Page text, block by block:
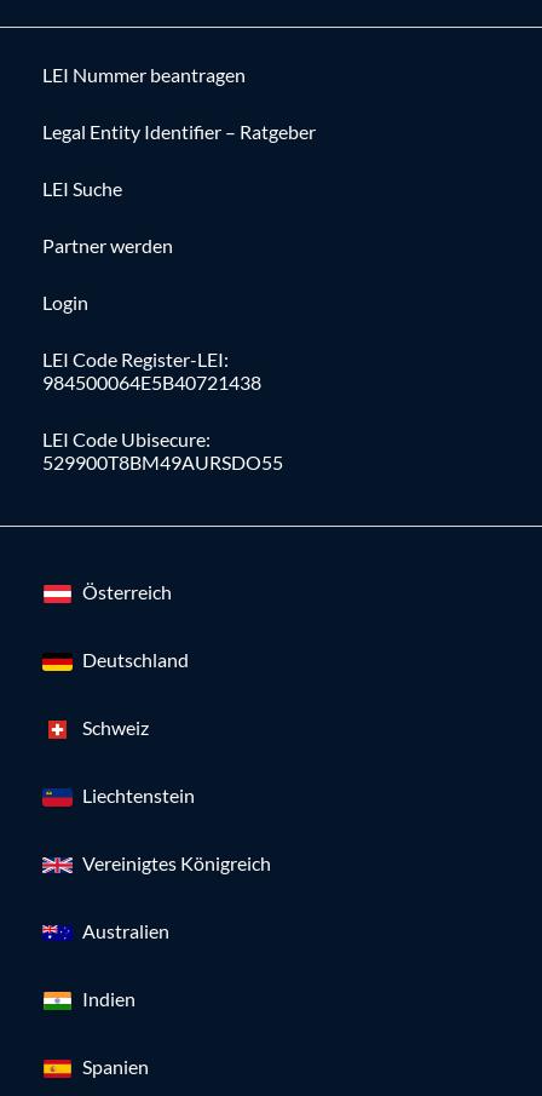
LEI Nummer beantragen
Legal Entity Identifier – Ratgeber
LEI Suche
Partner werden
Login
LEI Code Register-LEI:
984500064E5B40721438
LEI Code Ubisecure:
529900T8BM49AURSDO55
Österreich
Deutschland
Schweiz
Liechtenstein
Vereinigtes Königreich
Australien
Indien
Spanien